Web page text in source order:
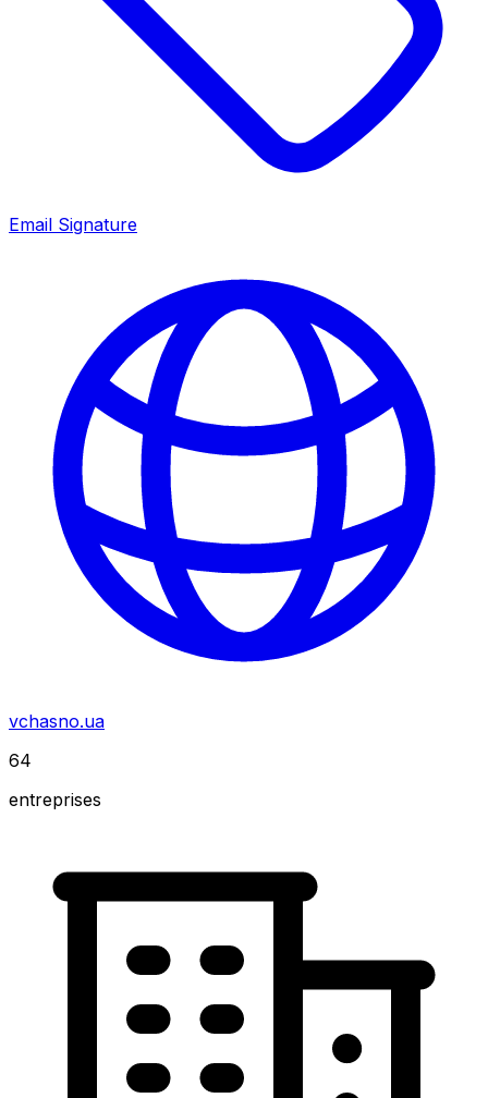
Email Signature
vchasno.ua
64
entreprises